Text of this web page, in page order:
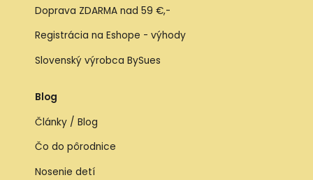
Doprava ZDARMA nad 59 €,-
Registrácia na Eshope - výhody
Slovenský výrobca BySues
Blog
Články / Blog
Čo do pôrodnice
Nosenie detí